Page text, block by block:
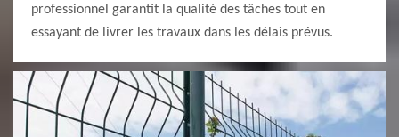
professionnel garantit la qualité des tâches tout en
essayant de livrer les travaux dans les délais prévus.